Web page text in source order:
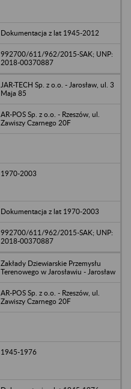
Dokumentacja z lat 1945-2012
992700/611/962/2015-SAK; UNP:
2018-00370887
JAR-TECH Sp. z o.o. - Jarosław, ul. 3
Maja 85
AR-POS Sp. z o.o. - Rzeszów, ul.
Zawiszy Czarnego 20F
1970-2003
Dokumentacja z lat 1970-2003
992700/611/962/2015-SAK; UNP:
2018-00370887
Zakłady Dziewiarskie Przemysłu
Terenowego w Jarosławiu - Jarosław
AR-POS Sp. z o.o. - Rzeszów, ul.
Zawiszy Czarnego 20F
1945-1976